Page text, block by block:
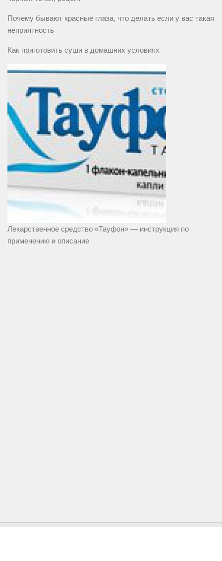
Почему бывают красные глаза, что делать если у вас такая
неприятность
Как приготовить суши в домашних условиях
Лекарственное средство «Тауфон» — инструкция по
применению и описание